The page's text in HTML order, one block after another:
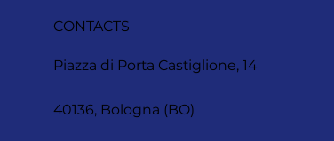
CONTACTS
Piazza di Porta Castiglione, 14
40136, Bologna (BO)